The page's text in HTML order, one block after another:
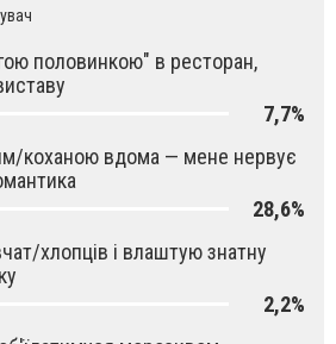
половинкою" в ресторан,
7,7%
коханою вдома — мене нервує
28,6%
хлопців і влаштую знатну
2,2%